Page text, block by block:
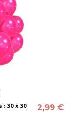
: 30 x 30
2,99 €